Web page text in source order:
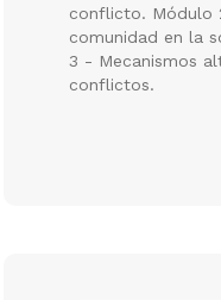
conflicto. Módulo
comunidad en la
3 - Mecanismos
conflictos.